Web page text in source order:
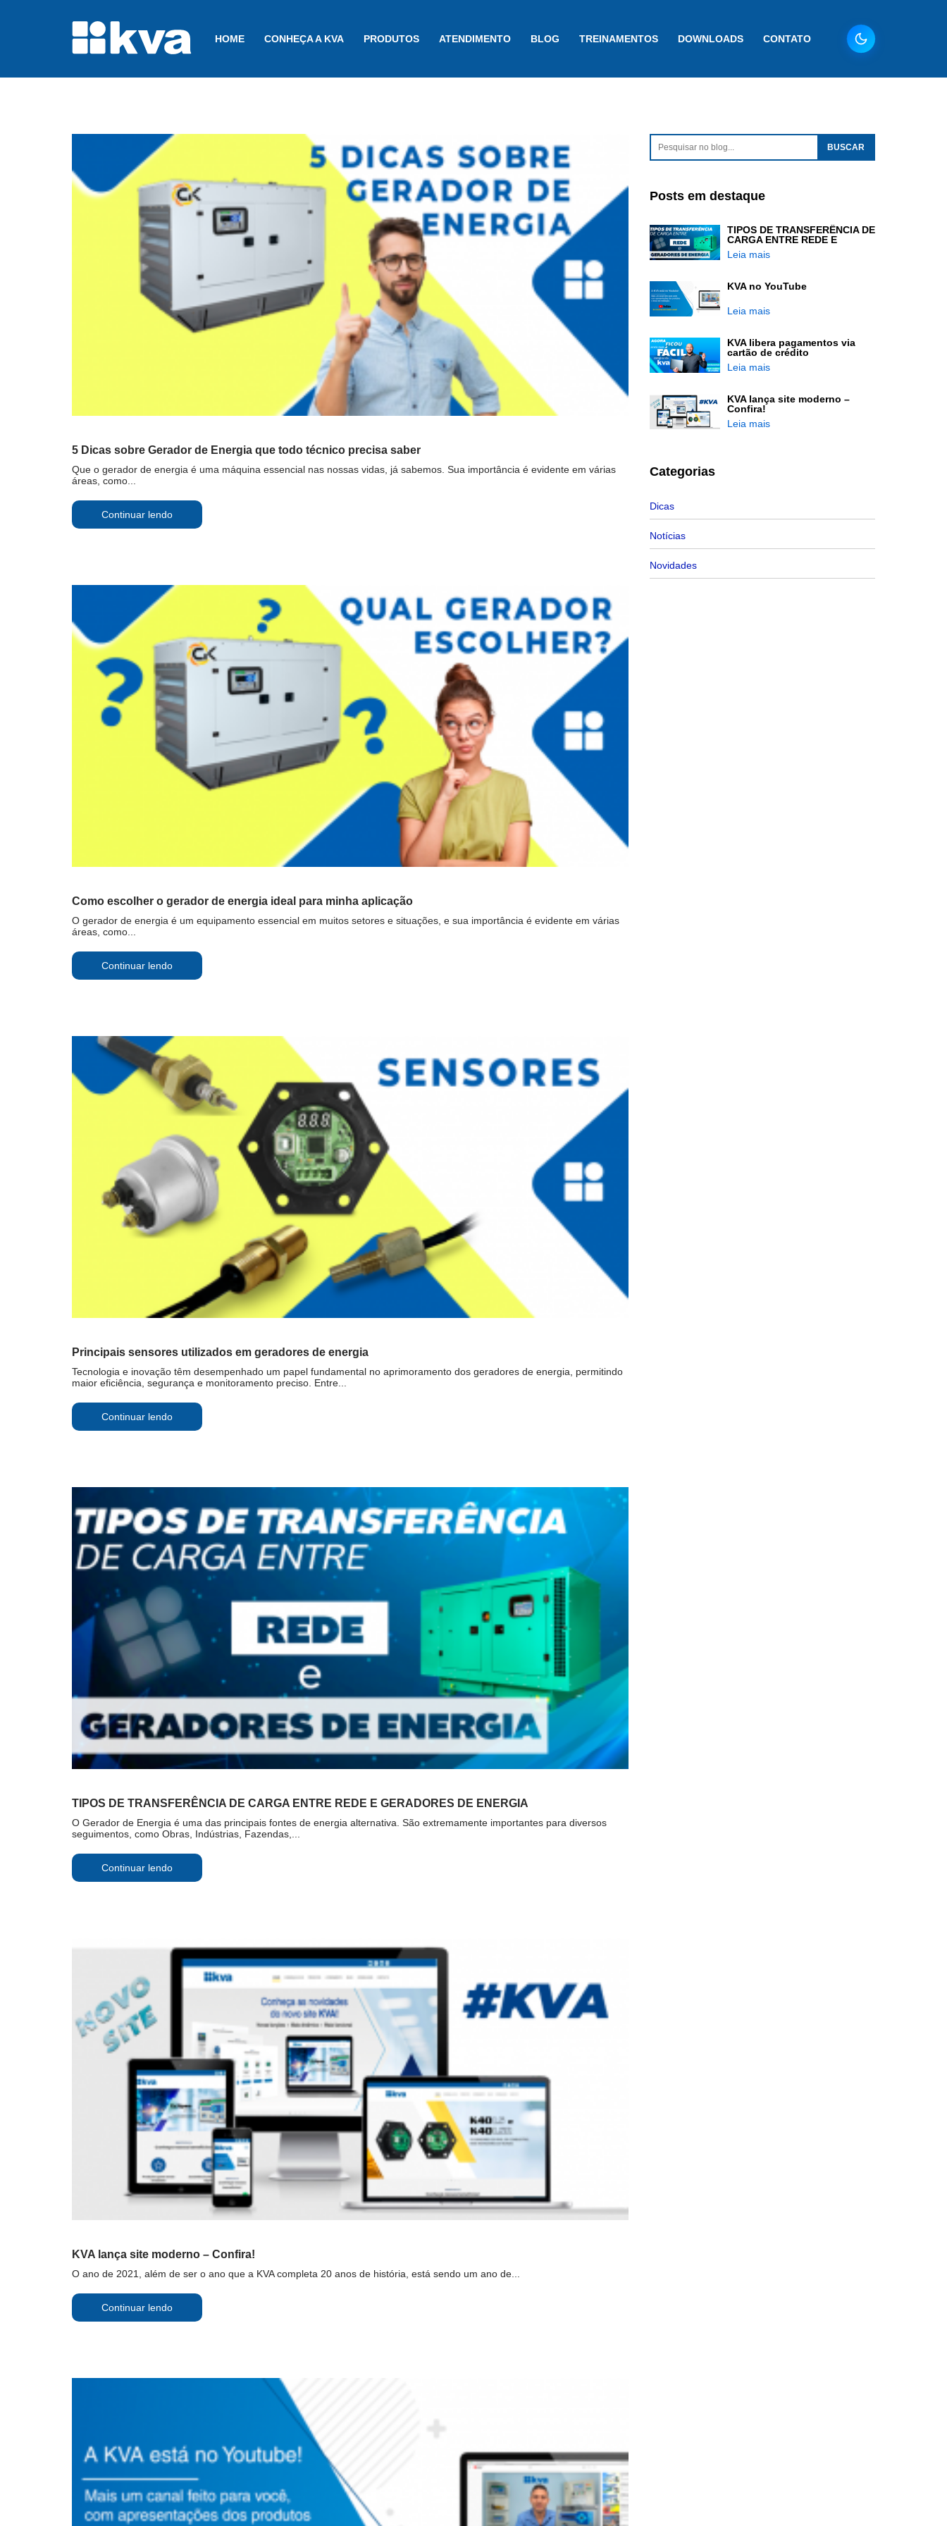
HOME CONHEÇA A KVA PRODUTOS ATENDIMENTO BLOG TREINAMENTOS DOWNLOADS CONTATO
5 Dicas sobre Gerador de Energia que todo técnico precisa saber
Que o gerador de energia é uma máquina essencial nas nossas vidas, já sabemos. Sua importância é evidente em várias
áreas, como...
Continuar lendo
Como escolher o gerador de energia ideal para minha aplicação
O gerador de energia é um equipamento essencial em muitos setores e situações, e sua importância é evidente em várias
áreas, como...
Continuar lendo
Principais sensores utilizados em geradores de energia
Tecnologia e inovação têm desempenhado um papel fundamental no aprimoramento dos geradores de energia, permitindo
maior eficiência, segurança e monitoramento preciso. Entre...
Continuar lendo
TIPOS DE TRANSFERÊNCIA DE CARGA ENTRE REDE E GERADORES DE ENERGIA
O Gerador de Energia é uma das principais fontes de energia alternativa. São extremamente importantes para diversos
seguimentos, como Obras, Indústrias, Fazendas,...
Continuar lendo
KVA lança site moderno – Confira!
O ano de 2021, além de ser o ano que a KVA completa 20 anos de história, está sendo um ano de...
Continuar lendo
Posts em destaque
TIPOS DE TRANSFERÊNCIA DE
CARGA ENTRE REDE E
GERADORES DE ENERGIA
Leia mais
KVA no YouTube
Leia mais
KVA libera pagamentos via
cartão de crédito
Leia mais
KVA lança site moderno –
Confira!
Leia mais
Categorias
Dicas
Notícias
Novidades